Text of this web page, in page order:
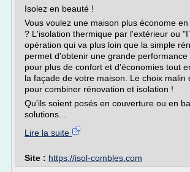
Isolez en beauté !
Vous voulez une maison plus économe
? L'isolation thermique par l'extérieur ou
opération qui va plus loin que la simple
permet d'obtenir une grande
pour plus de confort et d'économies tout
la façade de votre maison. Le choix malin
pour combiner rénovation et isolation !
Qu'ils soient posés en couverture ou en
solutions...
Lire la suite
Site : https://isol-combles.com